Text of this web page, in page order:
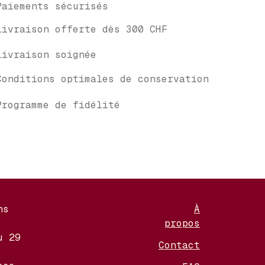
sécurisés
offerte dès 300 CHF
soignée
optimales de conservation
de fidélité
29
À
propos
Contact